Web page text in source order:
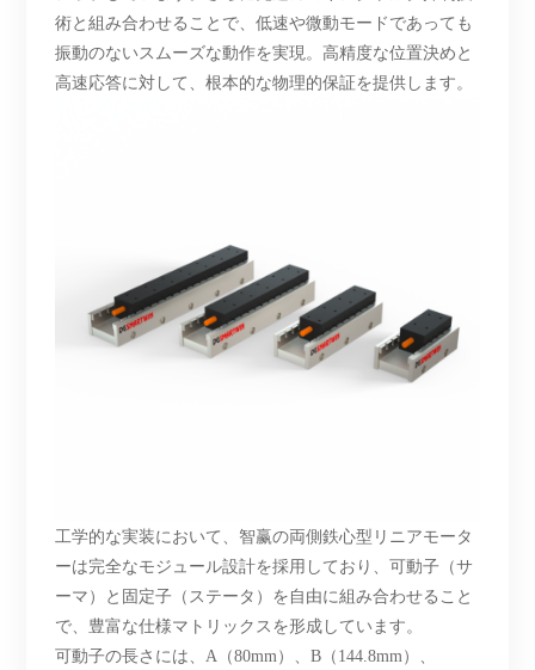
術と組み合わせることで、低速や微動モードであっても
振動のないスムーズな動作を実現。高精度な位置決めと
高速応答に対して、根本的な物理的保証を提供します。
工学的な実装において、智赢の両側鉄心型リニアモータ
ーは完全なモジュール設計を採用しており、可動子（サ
ーマ）と固定子（ステータ）を自由に組み合わせること
で、豊富な仕様マトリックスを形成しています。
可動子の長さには、 A（80mm）、B（144.8mm）、